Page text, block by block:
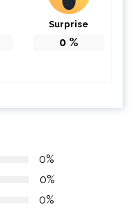
Surprise
0 %
0%
0%
0%